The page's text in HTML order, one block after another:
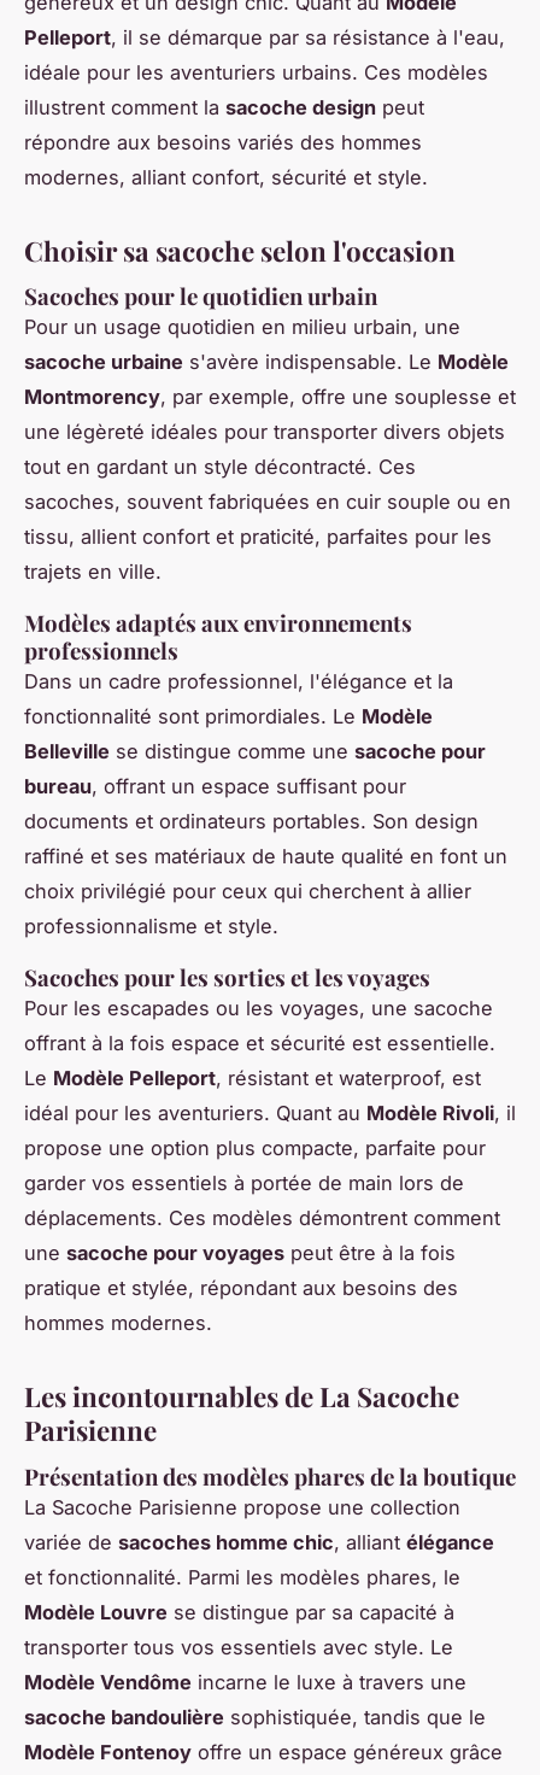
Pelleport, il se démarque par sa résistance à l'eau,
idéale pour les aventuriers urbains. Ces modèles
illustrent comment la sacoche design peut
répondre aux besoins variés des hommes
modernes, alliant confort, sécurité et style.
Choisir sa sacoche selon l'occasion
Sacoches pour le quotidien urbain
Pour un usage quotidien en milieu urbain, une
sacoche urbaine s'avère indispensable. Le Modèle
Montmorency, par exemple, offre une souplesse et
une légèreté idéales pour transporter divers objets
tout en gardant un style décontracté. Ces
sacoches, souvent fabriquées en cuir souple ou en
tissu, allient confort et praticité, parfaites pour les
trajets en ville.
Modèles adaptés aux environnements
professionnels
Dans un cadre professionnel, l'élégance et la
fonctionnalité sont primordiales. Le Modèle
Belleville se distingue comme une sacoche pour
bureau, offrant un espace suffisant pour
documents et ordinateurs portables. Son design
raffiné et ses matériaux de haute qualité en font un
choix privilégié pour ceux qui cherchent à allier
professionnalisme et style.
Sacoches pour les sorties et les voyages
Pour les escapades ou les voyages, une sacoche
offrant à la fois espace et sécurité est essentielle.
Le Modèle Pelleport, résistant et waterproof, est
idéal pour les aventuriers. Quant au Modèle Rivoli, il
propose une option plus compacte, parfaite pour
garder vos essentiels à portée de main lors de
déplacements. Ces modèles démontrent comment
une sacoche pour voyages peut être à la fois
pratique et stylée, répondant aux besoins des
hommes modernes.
Les incontournables de La Sacoche
Parisienne
Présentation des modèles phares de la boutique
La Sacoche Parisienne propose une collection
variée de sacoches homme chic, alliant élégance
et fonctionnalité. Parmi les modèles phares, le
Modèle Louvre se distingue par sa capacité à
transporter tous vos essentiels avec style. Le
Modèle Vendôme incarne le luxe à travers une
sacoche bandoulière sophistiquée, tandis que le
Modèle Fontenoy offre un espace généreux grâce